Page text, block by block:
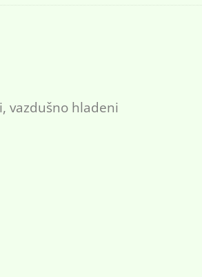
vazdušno hladeni